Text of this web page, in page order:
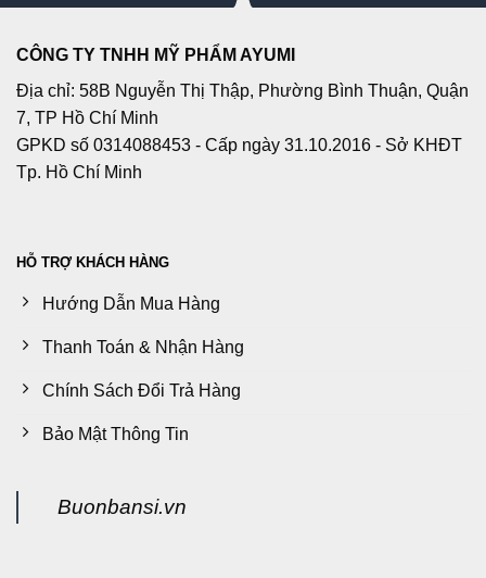
CÔNG TY TNHH MỸ PHẨM AYUMI
Địa chỉ: 58B Nguyễn Thị Thập, Phường Bình Thuận, Quận
7, TP Hồ Chí Minh
GPKD số 0314088453 - Cấp ngày 31.10.2016 - Sở KHĐT
Tp. Hồ Chí Minh
HỖ TRỢ KHÁCH HÀNG
Hướng Dẫn Mua Hàng
Thanh Toán & Nhận Hàng
Chính Sách Đổi Trả Hàng
Bảo Mật Thông Tin
Buonbansi.vn